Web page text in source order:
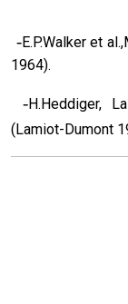
-E.P.Walker et
1964).
-H.Heddiger,
(Lamiot-Dumont